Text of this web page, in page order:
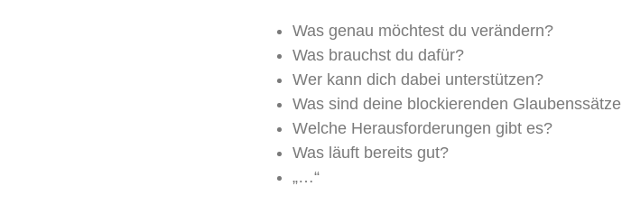
Was genau möchtest du verändern?
Was brauchst du dafür?
Wer kann dich dabei unterstützen?
Was sind deine blockierenden Glaubenssätze
Welche Herausforderungen gibt es?
Was läuft bereits gut?
„…“